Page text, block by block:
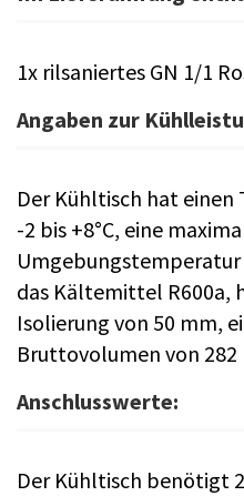
1x rilsaniertes GN 1/1
Angaben zur
Der Kühltisch hat
-2 bis +8°C, eine
Umgebungstemperatur
das Kältemittel R600a,
Isolierung von 50 mm,
Bruttovolumen von 282
Anschlusswerte:
Der Kühltisch benötigt